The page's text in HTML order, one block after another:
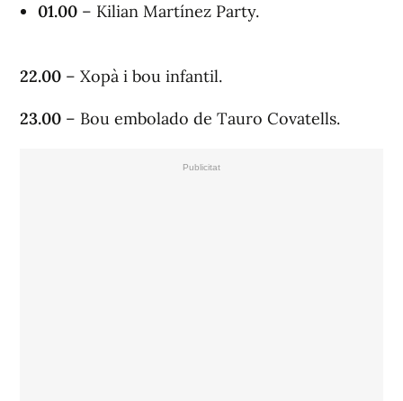
01.00 – Kilian Martínez Party.
22.00 – Xopà i bou infantil.
23.00 – Bou embolado de Tauro Covatells.